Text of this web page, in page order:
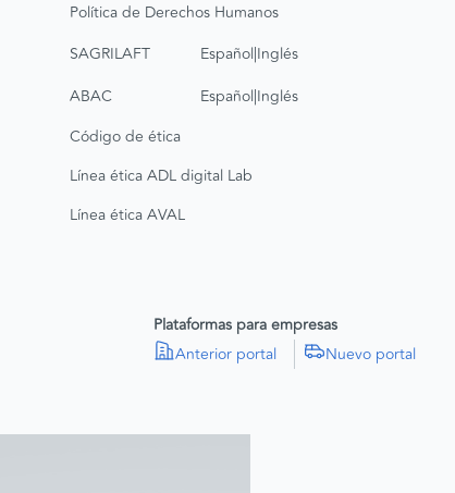
Política de Derechos Humanos
SAGRILAFT
Español|Inglés
ABAC
Español|Inglés
Código de ética
Línea ética ADL digital Lab
Línea ética AVAL
Plataformas para empresas
Anterior portal
Nuevo portal